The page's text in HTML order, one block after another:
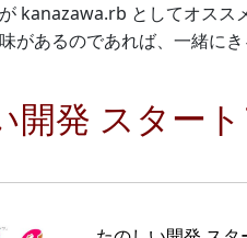
kanazawa.rb としてオスス
があるのであれば、一緒にき
開発 スター